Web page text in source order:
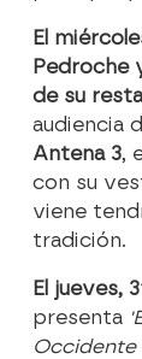
El
Pedroche
de su
audiencia
Antena 3,
con su
viene
tradición.
El jueves,
presenta
Occidente